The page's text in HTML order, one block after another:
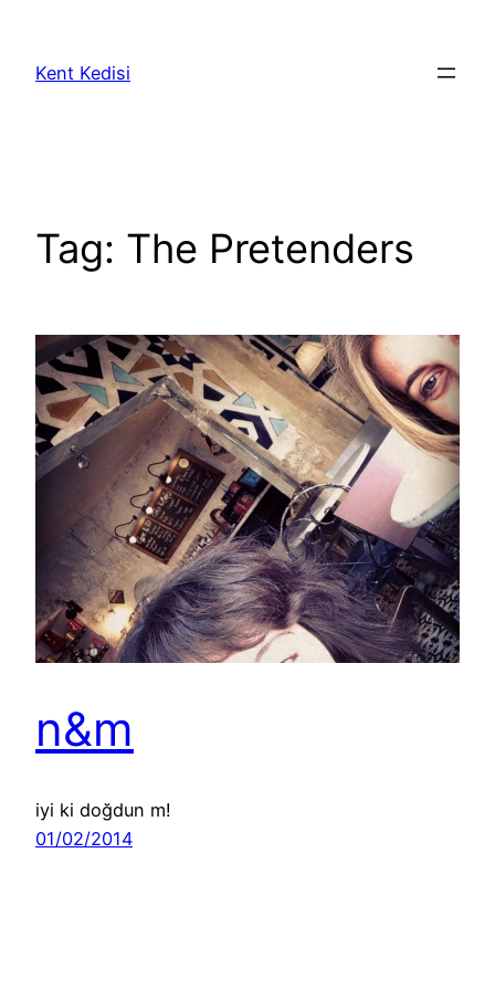
content
Kent Kedisi
Tag: The Pretenders
n&m
iyi ki doğdun m!
01/02/2014